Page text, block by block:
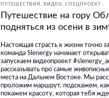
ПУТЕШЕСТВИЯ ВИДЕО СПЕЦПРОЕКТ
Путешествие на гору
подняться из осени в
Настоящая страсть к жизни точно
команда Slenergy начинает
запускаем видеопроект
рассказывать про самые
места на Дальнем Востоке. Мы
проложим маршрут, подскажем,
покажем красоту, которая тебя